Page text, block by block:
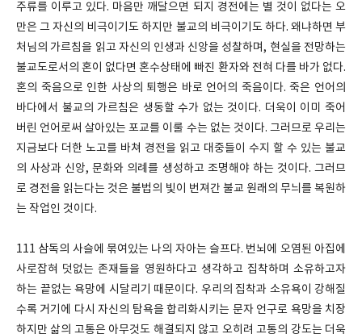
주류를 이루고 있다. 마음만 깨달으면 되지 경전에는 별 것이 없다는 오
만은 그 자신의 비극이기도 하지만 불교의 비극이기도 하다. 왜냐하면 부
처님의 가르침을 읽고 자신의 인생과 신앙을 성찰하며, 현실을 전망하는
불교도로서의 혼이 없다면 혼수상태에 빠진 환자와 전혀 다를 바가 없다.
혼의 죽음으로 인한 사상의 퇴행은 바로 언어의 죽음이다. 죽은 언어의
바다에서 불교의 가르침은 생동할 수가 없는 것이다. 더욱이 이미 죽어
버린 언어로써 살아있는 포교를 이룰 수는 없는 것이다. 그러므로 우리는
지금보다 더한 노고를 바쳐 경전을 읽고 대중들이 수지 할 수 있는 불교
의 사상과 신앙, 문화와 의례를 생성하고 조명해야 하는 것이다. 그러므
로 경전을 읽는다는 것은 불법의 빛이 번져간 불교 원래의 무늬를 복원하
는 작업인 것이다.
111 삼독의 사슬에 묶여있는 나의 자아는 슬프다. 번뇌에 오염된 아집에
사로잡혀 덧없는 존재들을 영원하다고 생각하고 집착하며 소유하고자
하는 끝없는 욕망에 시달리기 때문이다. 우리의 집착과 소유욕이 강해질
수록 거기에 다시 자신의 탐욕을 합리화시키는 문자 언구로 욕망을 치장
하지만 삶의 고통은 아무것도 해결되지 않고 오히려 고통의 강도는 더욱